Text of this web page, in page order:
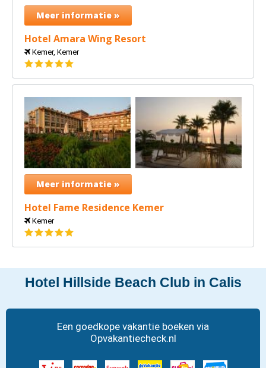
Meer informatie »
Hotel Amara Wing Resort
Kemer, Kemer
5
Meer informatie »
Hotel Fame Residence Kemer
Kemer
5
Hotel Hillside Beach Club in Calis
Een goedkope vakantie boeken via
Opvakantiecheck.nl